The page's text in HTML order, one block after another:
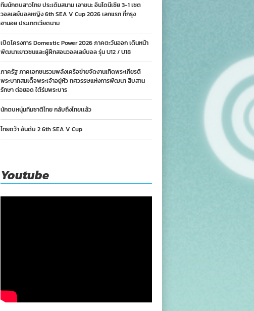
ทีมนักตบสาวไทย ประเดิมสนาม เอาชนะ อินโดนีเซีย 3-1 เซต
วอลเลย์บอลหญิง 6th SEA V Cup 2026 เลกแรก ที่กรุง
ฮานอย ประเทศเวียดนาม
เปิดโครงการ Domestic Power 2026 ภาคตะวันออก เดินหน้า
พัฒนาเยาวชนและผู้ฝึกสอนวอลเลย์บอล รุ่น U12 / U18
ภาครัฐ ภาคเอกชนรวมพลังเครือข่ายจัดงานเทิดพระเกียรติ
พระบาทสมเด็จพระเจ้าอยู่หัว ทศวรรษแห่งการพัฒนา สืบสาน
รักษา ต่อยอด ใต้ร่มพระบาร
นักตบหนุ่มทีมชาติไทย กลับถึงไทยเเล้ว
ไทยคว้า อันดับ 2 6th SEA V Cup
Youtube